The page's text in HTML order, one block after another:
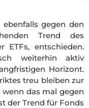
gegen den
Trend des
ETFs, entschieden.
weiterhin aktiv
Horizont.
treu bleiben zur
das mal gegen
der Trend für Fonds